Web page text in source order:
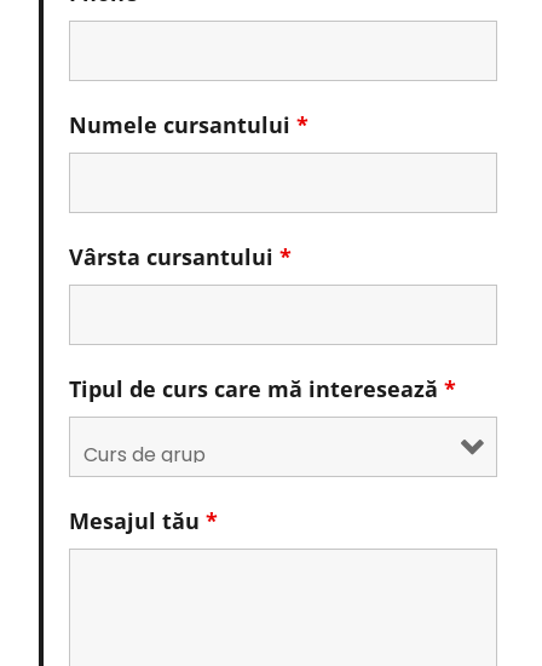
Numele cursantului *
Vârsta cursantului *
Tipul de curs care mă interesează *
Mesajul tău *